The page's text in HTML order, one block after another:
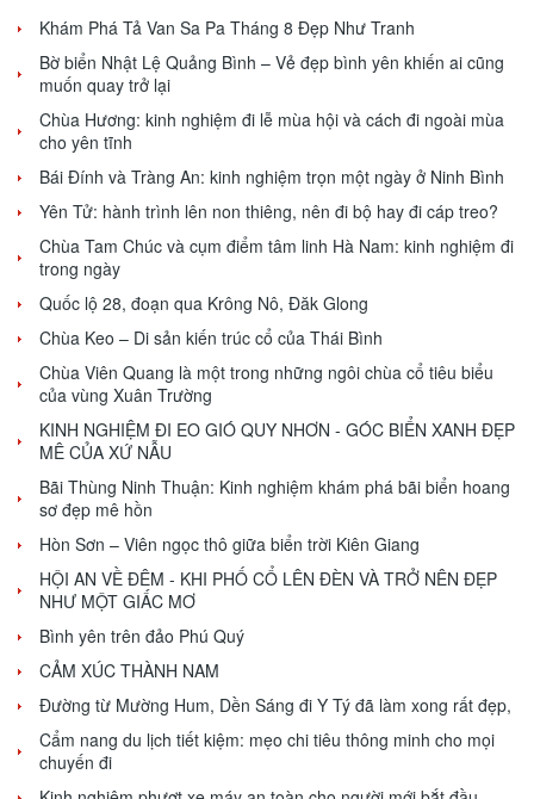
Khám Phá Tả Van Sa Pa Tháng 8 Đẹp Như Tranh
Bờ biển Nhật Lệ Quảng Bình – Vẻ đẹp bình yên khiến ai cũng
muốn quay trở lại
Chùa Hương: kinh nghiệm đi lễ mùa hội và cách đi ngoài mùa
cho yên tĩnh
Bái Đính và Tràng An: kinh nghiệm trọn một ngày ở Ninh Bình
Yên Tử: hành trình lên non thiêng, nên đi bộ hay đi cáp treo?
Chùa Tam Chúc và cụm điểm tâm linh Hà Nam: kinh nghiệm đi
trong ngày
Quốc lộ 28, đoạn qua Krông Nô, Đăk Glong
Chùa Keo – Di sản kiến trúc cổ của Thái Bình
Chùa Viên Quang là một trong những ngôi chùa cổ tiêu biểu
của vùng Xuân Trường
KINH NGHIỆM ĐI EO GIÓ QUY NHƠN - GÓC BIỂN XANH ĐẸP
MÊ CỦA XỨ NẪU
Bãi Thùng Ninh Thuận: Kinh nghiệm khám phá bãi biển hoang
sơ đẹp mê hồn
Hòn Sơn – Viên ngọc thô giữa biển trời Kiên Giang
HỘI AN VỀ ĐÊM - KHI PHỐ CỔ LÊN ĐÈN VÀ TRỞ NÊN ĐẸP
NHƯ MỘT GIẤC MƠ
Bình yên trên đảo Phú Quý
CẢM XÚC THÀNH NAM
Đường từ Mường Hum, Dền Sáng đi Y Tý đã làm xong rất đẹp,
Cẩm nang du lịch tiết kiệm: mẹo chi tiêu thông minh cho mọi
chuyến đi